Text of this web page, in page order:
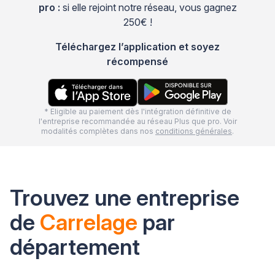
pro : si elle rejoint notre réseau, vous gagnez
250€ !
Téléchargez l’application et soyez
récompensé
* Eligible au paiement dès l'intégration définitive de
l'entreprise recommandée au réseau Plus que pro. Voir
modalités complètes dans nos conditions générales.
Trouvez une entreprise
de Carrelage par
département